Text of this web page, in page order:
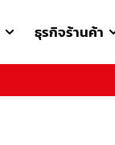
ธุรกิจร้านค้า